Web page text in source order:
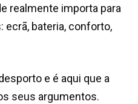
realmente importa para
ecrã, bateria, conforto,
e é aqui que a
seus argumentos.